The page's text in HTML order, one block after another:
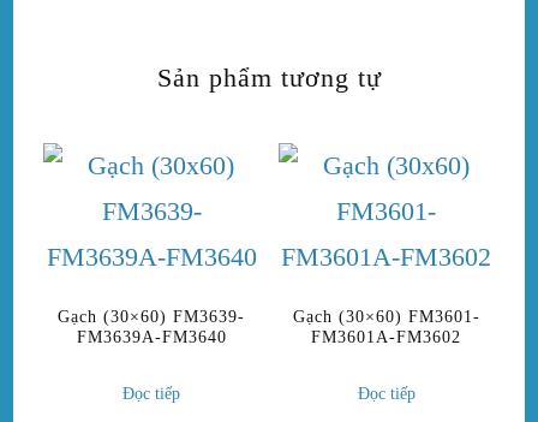
Sản phẩm tương tự
Gạch (30×60) FM3639-
FM3639A-FM3640
Đọc tiếp
Gạch (30×60) FM3601-
FM3601A-FM3602
Đọc tiếp